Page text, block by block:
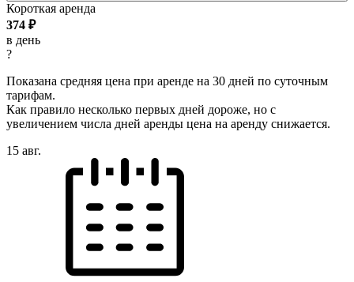
Короткая аренда
374 ₽
в день
?
Показана средняя цена при аренде на 30 дней по суточным
тарифам.
Как правило несколько первых дней дороже, но с
увеличением числа дней аренды цена на аренду снижается.
15 авг.